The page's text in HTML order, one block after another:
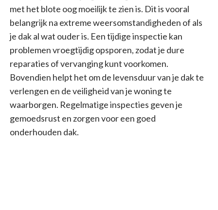
met het blote oog moeilijk te zien is. Dit is vooral
belangrijk na extreme weersomstandigheden of als
je dak al wat ouder is. Een tijdige inspectie kan
problemen vroegtijdig opsporen, zodat je dure
reparaties of vervanging kunt voorkomen.
Bovendien helpt het om de levensduur van je dak te
verlengen en de veiligheid van je woning te
waarborgen. Regelmatige inspecties geven je
gemoedsrust en zorgen voor een goed
onderhouden dak.